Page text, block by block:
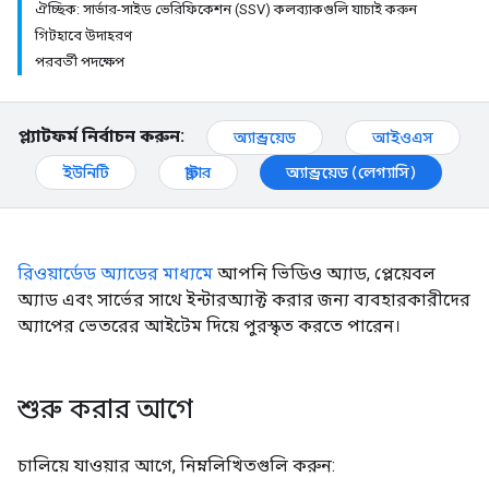
ঐচ্ছিক: সার্ভার-সাইড ভেরিফিকেশন (SSV) কলব্যাকগুলি যাচাই করুন
গিটহাবে উদাহরণ
পরবর্তী পদক্ষেপ
প্ল্যাটফর্ম নির্বাচন করুন: অ্যান্ড্রয়েড
আইওএস
ইউনিটি
ফ্লাটার অ্যান্ড্রয়েড (লেগ্যাসি)
রিওয়ার্ডেড অ্যাডের মাধ্যমে আপনি ভিডিও অ্যাড, প্লেয়েবল
অ্যাড এবং সার্ভের সাথে ইন্টারঅ্যাক্ট করার জন্য ব্যবহারকারীদের
অ্যাপের ভেতরের আইটেম দিয়ে পুরস্কৃত করতে পারেন।
শুরু করার আগে
চালিয়ে যাওয়ার আগে, নিম্নলিখিতগুলি করুন: